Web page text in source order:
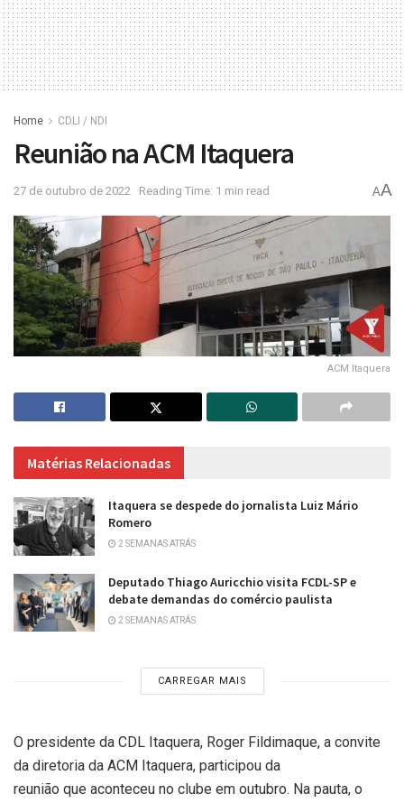
Home CDLI / NDI
Reunião na ACM Itaquera
27 de outubro de 2022 Reading Time: 1 min read AA
ACM Itaquera
Matérias Relacionadas
Itaquera se despede do jornalista Luiz Mário
Romero
2 SEMANAS ATRÁS
Deputado Thiago Auricchio visita FCDL-SP e
debate demandas do comércio paulista
2 SEMANAS ATRÁS
CARREGAR MAIS
O presidente da CDL Itaquera, Roger Fildimaque, a convite
da diretoria da ACM Itaquera, participou da
reunião que aconteceu no clube em outubro. Na pauta, o